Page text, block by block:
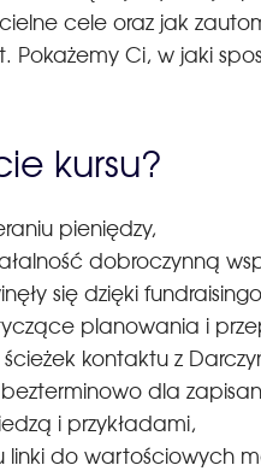
cele oraz jak
Pokażemy Ci, w jaki
kursu?
pieniędzy,
dobroczynną
się dzięki
planowania i
kontaktu z
dla
i przykładami,
do wartościowych